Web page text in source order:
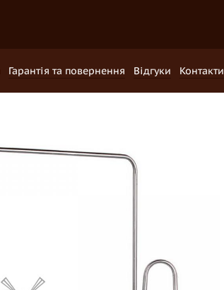
Гарантія та повернення Відгуки Контакти